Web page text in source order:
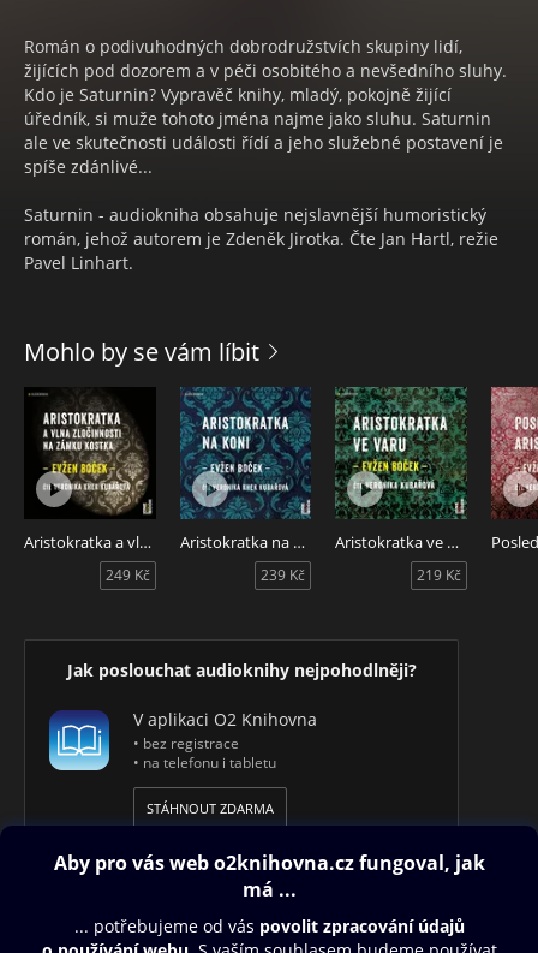
Román o podivuhodných dobrodružstvích skupiny lidí,
žijících pod dozorem a v péči osobitého a nevšedního sluhy.
Kdo je Saturnin? Vypravěč knihy, mladý, pokojně žijící
úředník, si muže tohoto jména najme jako sluhu. Saturnin
ale ve skutečnosti události řídí a jeho služebné postavení je
spíše zdánlivé...
Saturnin - audiokniha obsahuje nejslavnější humoristický
román, jehož autorem je Zdeněk Jirotka. Čte Jan Hartl, režie
Pavel Linhart.
Mohlo by se vám líbit
Aristokratka a vlna zločinnosti na zámku Kostka
249 Kč
Aristokratka na koni
239 Kč
Aristokratka ve varu
219 Kč
Jak poslouchat audioknihy nejpohodlněji?
V aplikaci O2 Knihovna
• bez registrace
• na telefonu i tabletu
STÁHNOUT ZDARMA